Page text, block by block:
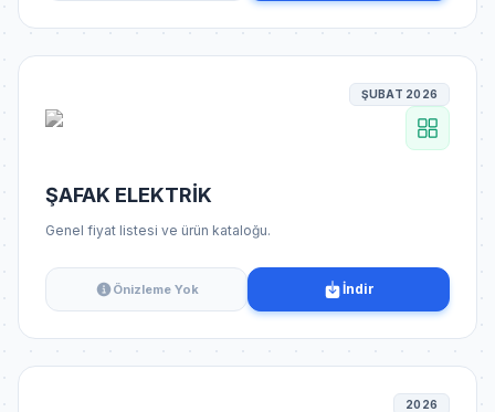
ŞUBAT 2026
ŞAFAK ELEKTRİK
Genel fiyat listesi ve ürün kataloğu.
Önizleme Yok İndir
2026